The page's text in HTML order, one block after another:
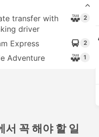
transfer with
driver
2
Express 2
Adventure 1
서 꼭 해야 할 일